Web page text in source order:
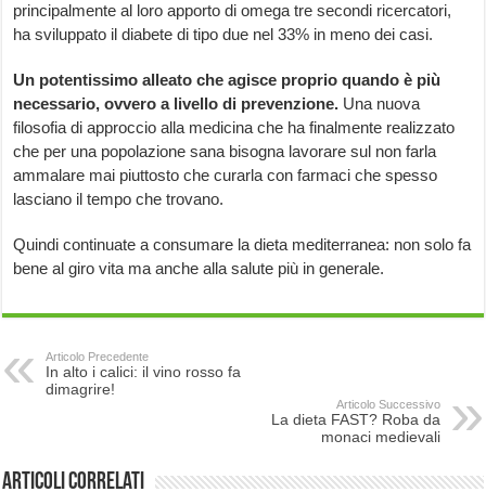
principalmente al loro apporto di omega tre secondi ricercatori,
ha sviluppato il diabete di tipo due nel 33% in meno dei casi.
Un potentissimo alleato che agisce proprio quando è più
necessario, ovvero a livello di prevenzione. Una nuova
filosofia di approccio alla medicina che ha finalmente realizzato
che per una popolazione sana bisogna lavorare sul non farla
ammalare mai piuttosto che curarla con farmaci che spesso
lasciano il tempo che trovano.
Quindi continuate a consumare la dieta mediterranea: non solo fa
bene al giro vita ma anche alla salute più in generale.
Articolo Precedente
In alto i calici: il vino rosso fa
dimagrire!
Articolo Successivo
La dieta FAST? Roba da
monaci medievali
Articoli correlati